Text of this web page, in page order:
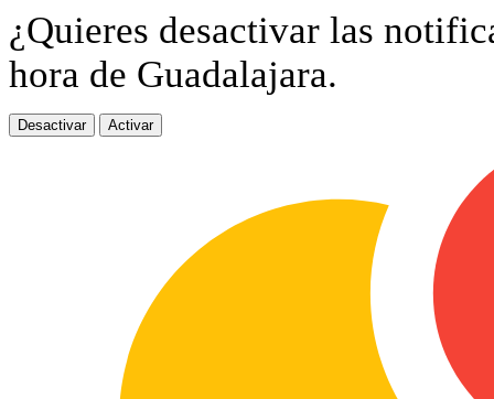
¿Quieres desactivar las
hora de Guadalajara.
Desactivar Activar